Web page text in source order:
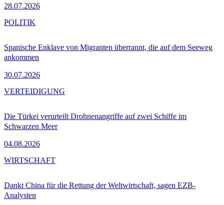
28.07.2026
Spanische Enklave von Migranten überrannt, die auf dem Seeweg
ankommen
30.07.2026
POLITIK
Die Türkei verurteilt Drohnenangriffe auf zwei Schiffe im
Schwarzen Meer
04.08.2026
VERTEIDIGUNG
Dankt China für die Rettung der Weltwirtschaft, sagen EZB-
Analysten
WIRTSCHAFT